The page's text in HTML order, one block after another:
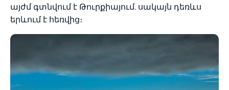
այժմ գտնվում է Թուրքիայում, սակայն դեռևս
երևում է հեռվից։